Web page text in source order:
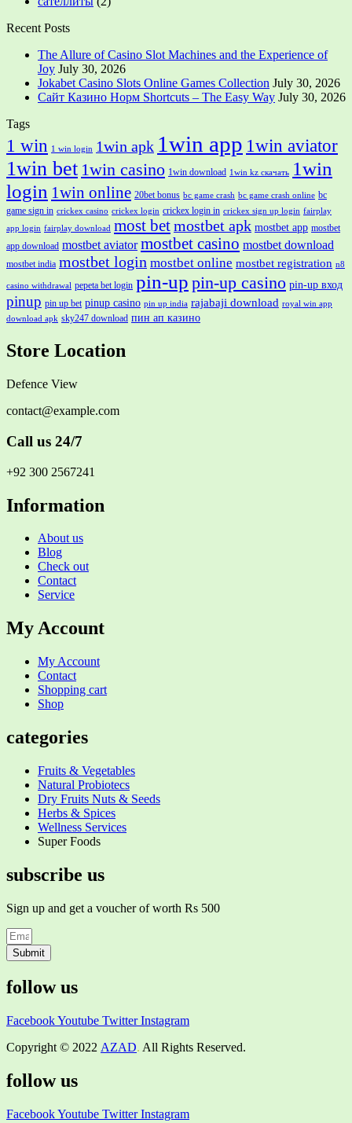
Recent Posts
The Allure of Casino Slot Machines and the Experience of
Joy July 30, 2026
Jokabet Casino Slots Online Games Collection July 30, 2026
Сайт Казино Норм Shortcuts – The Easy Way July 30, 2026
Tags
1 win 1 win login 1win apk 1win app 1win aviator
1win bet 1win casino 1win download 1win kz скачать 1win
login 1win online 20bet bonus bc game crash bc game crash online bc
game sign in crickex casino crickex login crickex login in crickex sign up login fairplay
app login fairplay download most betmostbet apk mostbet app mostbet
app download mostbet aviator mostbet casino mostbet download
mostbet india mostbet login mostbet online mostbet registration n8
casino withdrawal pepeta bet login pin-up pin-up casino pin-up вход
pinup pin up bet pinup casino pin up india rajabaji download royal win app
download apk sky247 download пин ап казино
Store Location
Defence View
contact@example.com
Call us 24/7
+92 300 2567241
Information
About us
Blog
Check out
Contact
Service
My Account
My Account
Contact
Shopping cart
Shop
categories
Fruits & Vegetables
Natural Probiotecs
Dry Fruits Nuts & Seeds
Herbs & Spices
Wellness Services
Super Foods
subscribe us
Sign up and get a voucher of worth Rs 500
Submit
follow us
FacebookYoutube Twitter Instagram
Copyright © 2022 AZAD. All Rights Reserved.
follow us
FacebookYoutube Twitter Instagram